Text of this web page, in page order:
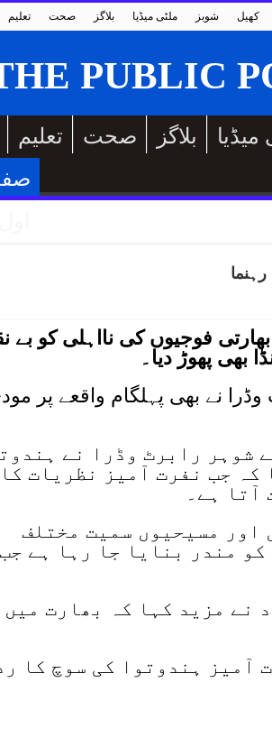
تعلیم صحت بلاگز ملٹی میڈیا شوبز کھیل
تعلیم صحت بلاگز میڈیا
نے جہاں مقبوضہ کشمیر میں 7 لاکھ بھارتی فوجیوں کی نااہلی
بھی پھوڑ دیا۔
نے بھی پہلگام واقعے پر
شوہر رابرٹ وڈرا نے
کہ جب نفرت آمیز نظریات کا
آتا ہے۔
اور مسیحیوں سمیت مختلف
مندر بنایا جا رہا ہے
نے مزید کہا کہ بھارت میں
آمیز ہندوتوا کی سوچ کا